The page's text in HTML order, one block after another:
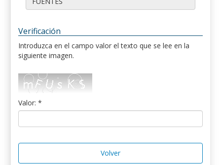
Verificación
Introduzca en el campo valor el texto que se lee en la
siguiente imagen.
Valor: *
Volver